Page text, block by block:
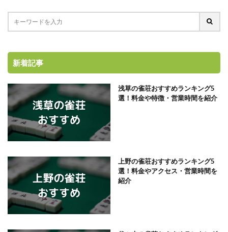
新着記事
浅草の雀荘おすすめランキング5
選！料金や特徴・営業時間を紹介
上野の雀荘おすすめランキング5
選！料金やアクセス・営業時間を
紹介